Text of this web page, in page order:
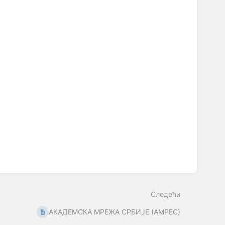
Следећи
АКАДЕМСКА МРЕЖА СРБИЈЕ (АМРЕС)